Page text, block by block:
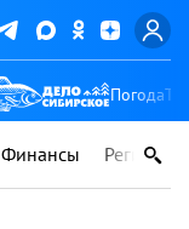
Погода
Финансы Регионы